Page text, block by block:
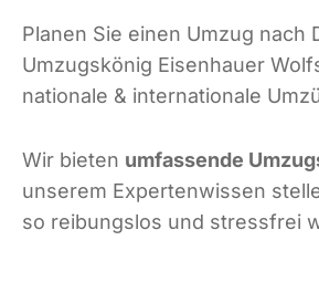
Planen Sie einen Umzug nach
Umzugskönig Eisenhauer
nationale & internationale
Wir bieten umfassende
unserem Expertenwissen
so reibungslos und stressfrei